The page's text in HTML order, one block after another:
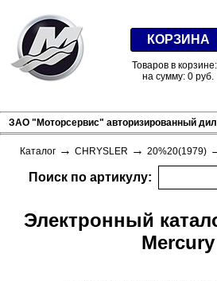
КОРЗИНА
Товаров в
на сумму: 0 руб.
ЗАО "Моторсервис" авторизированный
Каталог → CHRYSLER → 20%20(1979)
Поиск по артикулу:
Электронный
Mercury